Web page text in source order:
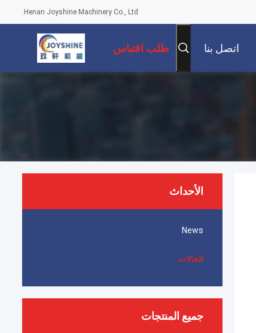
Henan Joyshine Machinery Co., Ltd.
اتصل بنا طلب اقتباس
الأحداث
News
الحالات
جميع المنتجات